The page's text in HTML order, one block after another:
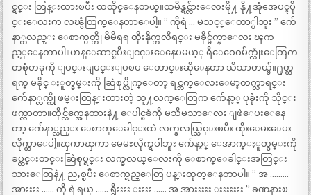
င္ရင္း တြန္းထားၿပီး ထထိုင္ေနတယ္။ထမိန္ရင္လ်ားေလးမို႔ နို႔အုံအေပၚပို
င္းေလးက လၽွံထြက္ေနတာေပါ့။ ” ကိုရဲ … မသင့္ေတာ္ပါဘူး ” က်ေ
နာ္ကလည္း ေစာက္ပတ္ကို မိမိရရ ထိုးနိုက္ကလိရင္း မခိုင္မ်က္နာေလး ၾက
ည့္ေနတာပါ။ဟန္ေဆာင္ၿပီးျငင္းေနေပမယ့္ ရီေဝေဝမ်က္လုံးေတြက
တစုံတခုကို ျပင္းျပင္းျပၿပ ေတာင္းဆိုေနတာ သိသာတယ္ဗ်။႐ုတ္တ
ရက္ မခိုင္ ႏူတ္ခမ္းကို ဆြဲစုပ္လိုက္ေတာ့ ရင္ဘက္ေလးေမာ့တက္လာရင္း
က်ေနာ္လက္ကို ဖမ္းတြန္းထားတဲ့ သူ႔လက္ေတြက က်ေနာ့္ ပုခုံးကို သိုင္း
ဖက္လာတာ။ထိုင္လ်က္အေနထားနဲ႔ ေပါင္ၿခံကို မသိမသာေလး ျဖဲေပးေနေ
တာ့ က်ေနာ္လည္း ေစာက္ေခါင္းထဲ လက္ခလယ္သြင္းၿပီး ထိုးေမႊေပး
လိုက္တာေပါ့။ၾကာၾကာ မေမႊလိုက္ရပါဘူး က်ေနာ့္ ေအာက္ႏူတ္ခမ္းကို
ခပ္တင္းတင္းဆြဲစုပ္ရင္း လက္ခလယ္ေလးကို ေစာက္ေခါင္းအတြင္း
သားေတြနဲ႔ ညႇစ္ၿပီး ေစာက္ရည္ေတြ ပန္းထုတ္ေနတာပါ။ ” အ ………
အားးးး …… ကို ရဲ ရယ္ …… ရွီးးးး းးးး …… အ အားးးးး းးးးးးး ” ခဏနားၿ